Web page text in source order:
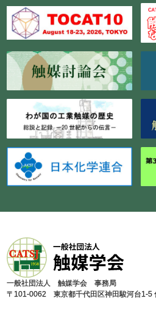
⼀般社団法⼈ 触媒学会 事務局
〒101-0062 東京都千代⽥区神⽥駿河台1-5